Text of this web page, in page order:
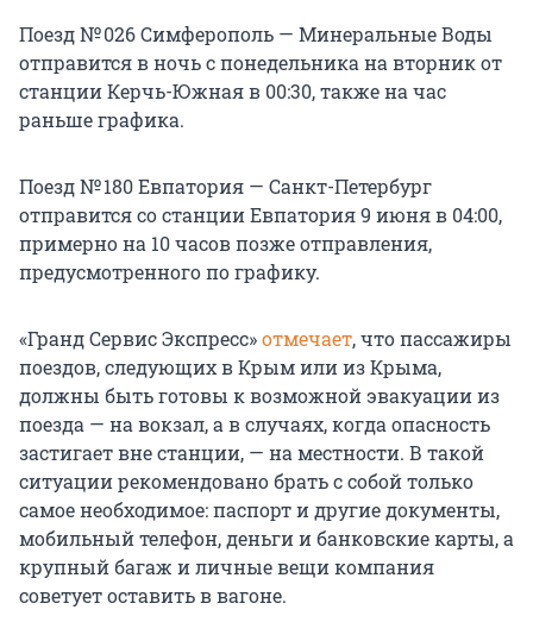
Поезд № 026 Симферополь — Минеральные Воды
отправится в ночь с понедельника на вторник от
станции Керчь-Южная в 00:30, также на час
раньше графика.
Поезд № 180 Евпатория — Санкт-Петербург
отправится со станции Евпатория 9 июня в 04:00,
примерно на 10 часов позже отправления,
предусмотренного по графику.
«Гранд Сервис Экспресс»отмечает, что пассажиры
поездов, следующих в Крым или из Крыма,
должны быть готовы к возможной эвакуации из
поезда — на вокзал, а в случаях, когда опасность
застигает вне станции, — на местности. В такой
ситуации рекомендовано брать с собой только
самое необходимое: паспорт и другие документы,
мобильный телефон, деньги и банковские карты, а
крупный багаж и личные вещи компания
советует оставить в вагоне.